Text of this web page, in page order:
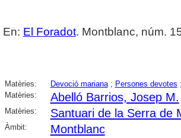
En: El Foradot. Montblanc, núm.
Matèries: Devoció mariana; Persones devotes
Matèries:
Abelló Barrios, Josep M.
Matèries: Santuari de la Serra de
Àmbit: Montblanc